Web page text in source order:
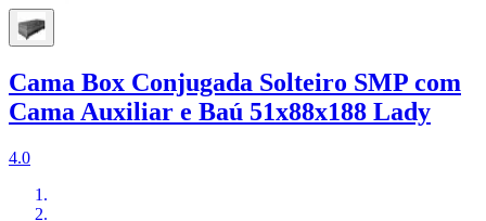
Cama Box Conjugada Solteiro SMP com
Cama Auxiliar e Baú 51x88x188 Lady
4.0